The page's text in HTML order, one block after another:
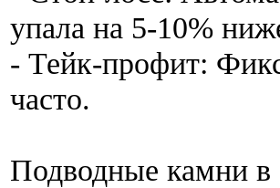
упала на 5-10%
- Тейк-профит:
часто.
Подводные камни в